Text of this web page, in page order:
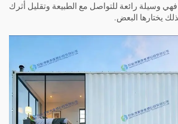
وسيلة رائعة للتواصل مع الطبيعة وتقليل أثرك
يختارها البعض.